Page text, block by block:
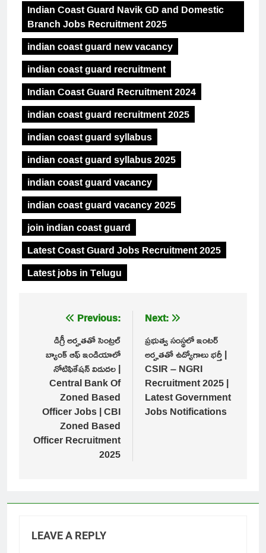
Indian Coast Guard Navik GD and Domestic
Branch Jobs Recruitment 2025
indian coast guard new vacancy
indian coast guard recruitment
Indian Coast Guard Recruitment 2024
indian coast guard recruitment 2025
indian coast guard syllabus
indian coast guard syllabus 2025
indian coast guard vacancy
indian coast guard vacancy 2025
join indian coast guard
Latest Coast Guard Jobs Recruitment 2025
Latest jobs in Telugu
navigation
Previous:
డిగ్రీ అర్హతతో సెంట్రల్
బ్యాంక్ ఆఫ్ ఇండియాలో
నోటిఫికేషన్ విడుదల |
Central Bank Of
Zoned Based
Officer Jobs | CBI
Zoned Based
Officer Recruitment
2025
Next:
ప్రభుత్వ సంస్థలో ఇంటర్
అర్హతతో ఉద్యోగాలు భర్తీ |
CSIR – NGRI
Recruitment 2025 |
Latest Government
Jobs Notifications
LEAVE A REPLY